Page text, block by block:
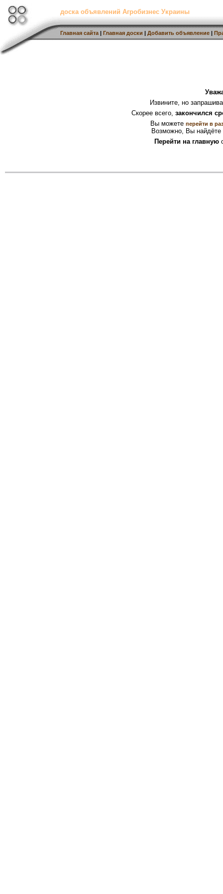
доска объявлений Агробизнес Украины
Главная сайта | Главная доски | Добавить объявление |
Извините, но
Скорее всего, закончился
Вы можете перейти в
Возможно, Вы найдёте
Перейти на главную